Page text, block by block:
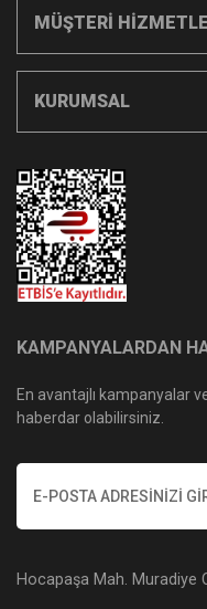
MÜŞTERİ
KURUMSAL
KAMPANYALARDAN
En avantajlı kampanyalar
haberdar olabilirsiniz.
Hocapaşa Mah. Muradiye